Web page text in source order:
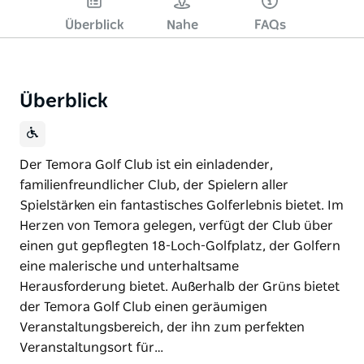
Überblick Nahe FAQs
Überblick
Der Temora Golf Club ist ein einladender,
familienfreundlicher Club, der Spielern aller
Spielstärken ein fantastisches Golferlebnis bietet. Im
Herzen von Temora gelegen, verfügt der Club über
einen gut gepflegten 18-Loch-Golfplatz, der Golfern
eine malerische und unterhaltsame
Herausforderung bietet. Außerhalb der Grüns bietet
der Temora Golf Club einen geräumigen
Veranstaltungsbereich, der ihn zum perfekten
Veranstaltungsort für…